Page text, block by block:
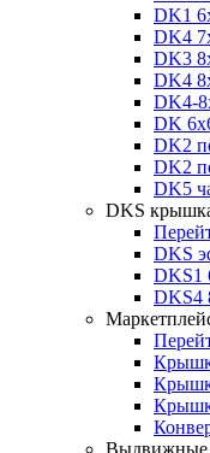
DK1
DK4
DK3
DK4
DK4-
DK
DK2
DK2
DK5
DKS
DKS
DKS1
DKS4
Выдвижные